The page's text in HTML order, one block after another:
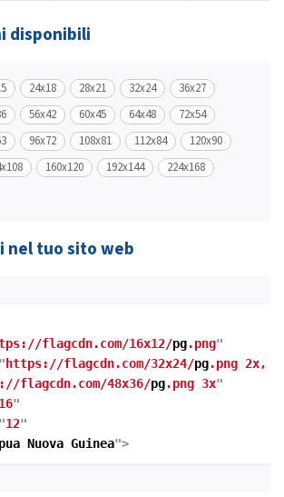
disponibili
24x18 28x21 32x24
36x27
56x42 60x45 64x48
72x54
96x72 108x81 112x84
120x90
160x120 192x144
224x168
nel tuo sito web
flagcdn.com/16x12/pg.png"
https://flagcdn.com/32x24/pg.png 2x,
48x36/pg.png 3x"
16"
12"
Nuova Guinea">